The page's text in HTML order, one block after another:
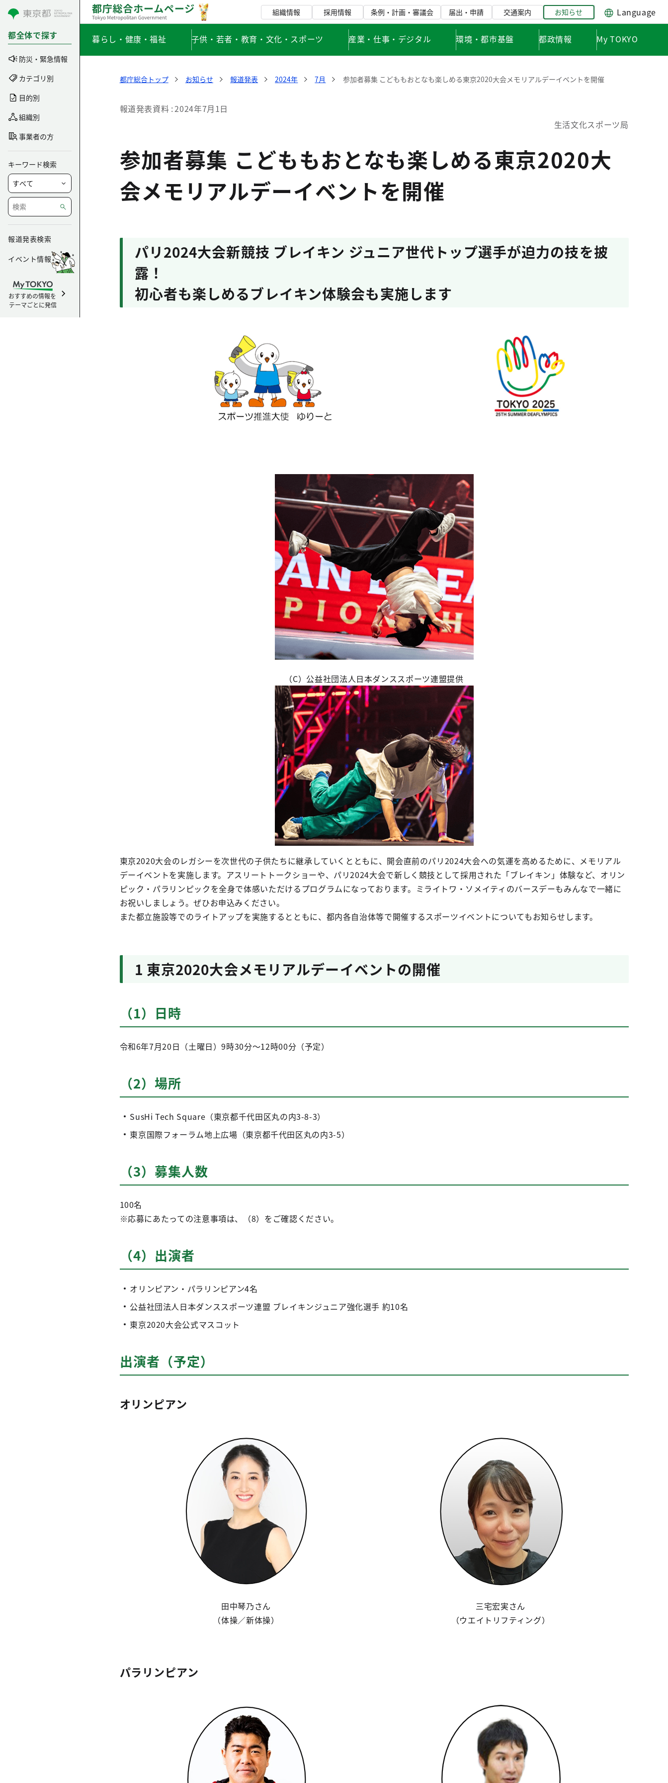
コンテンツにスキップ
都全体で探す
防災・緊急情報
カテゴリ別
目的別
組織別
事業者の方
キーワード検索
報道発表検索
イベント情報
おすすめの情報を
テーマごとに発信
組織情報 採用情報 条例・計画・審議会 届出・申請 交通案内 お知らせ Language
暮らし・健康・福祉 子供・若者・教育・文化・スポーツ 産業・仕事・デジタル 環境・都市基盤 都政情報 My TOKYO
都庁総合トップ お知らせ 報道発表 2024年 7月 参加者募集 こどももおとなも楽しめる東京2020大会メモリアルデーイベントを開催
報道発表資料 2024年7月1日
生活文化スポーツ局
参加者募集 こどももおとなも楽しめる東京2020大
会メモリアルデーイベントを開催
パリ2024大会新競技 ブレイキン ジュニア世代トップ選手が迫力の技を披
露！
初心者も楽しめるブレイキン体験会も実施します
（C）公益社団法人日本ダンススポーツ連盟提供
東京2020大会のレガシーを次世代の子供たちに継承していくとともに、開会直前のパリ2024大会への気運を高めるために、メモリアル
デーイベントを実施します。アスリートトークショーや、パリ2024大会で新しく競技として採用された「ブレイキン」体験など、オリン
ピック・パラリンピックを全身で体感いただけるプログラムになっております。ミライトワ・ソメイティのバースデーもみんなで一緒に
お祝いしましょう。ぜひお申込みください。
また都立施設等でのライトアップを実施するとともに、都内各自治体等で開催するスポーツイベントについてもお知らせします。
1 東京2020大会メモリアルデーイベントの開催
（1）日時
令和6年7月20日（土曜日）9時30分～12時00分（予定）
（2）場所
SusHi Tech Square（東京都千代田区丸の内3-8-3）
東京国際フォーラム地上広場（東京都千代田区丸の内3-5）
（3）募集人数
100名
※応募にあたっての注意事項は、（8）をご確認ください。
（4）出演者
オリンピアン・パラリンピアン4名
公益社団法人日本ダンススポーツ連盟 ブレイキンジュニア強化選手 約10名
東京2020大会公式マスコット
出演者（予定）
オリンピアン
田中琴乃さん
（体操／新体操）
三宅宏実さん
（ウエイトリフティング）
パラリンピアン